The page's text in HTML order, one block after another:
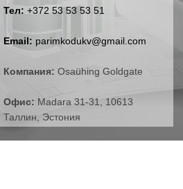
Тел: +372 53 53 53 51
Email: parimkodukv@gmail.com
Компания: Osaühing Goldgate
Офис: Madara 31-31, 10613
Таллин, Эстония